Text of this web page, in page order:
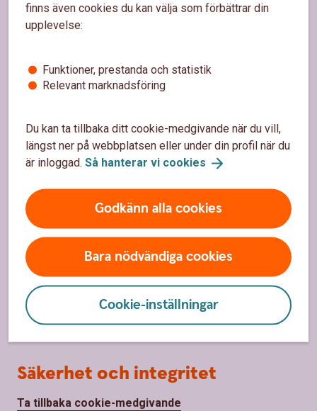
finns även cookies du kan välja som förbättrar din
upplevelse:
Funktioner, prestanda och statistik
Relevant marknadsföring
Du kan ta tillbaka ditt cookie-medgivande när du vill,
längst ner på webbplatsen eller under din profil när du
är inloggad. Så hanterar vi cookies
Godkänn alla cookies
Bara nödvändiga cookies
Cookie-inställningar
Kontakta oss
Hitta bankkontor
Bli kund
Priser, räntor och kurser
Om oss
Om Sparbanken Alingsås
Hållbarhet
Samhällsengagemang
Press
Jobba hos oss
Säkerhet och integritet
Ta tillbaka cookie-medgivande